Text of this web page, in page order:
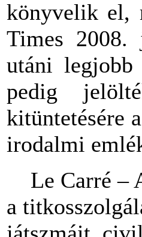
könyvelik el,
Times 2008.
utáni
pedig
kitüntetésére
irodalmi
Le Carré –
a